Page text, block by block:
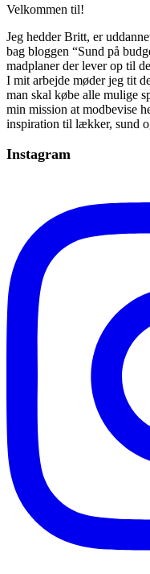
Velkommen til!
Jeg hedder Britt, er
bag bloggen “Sund på
madplaner der lever op til
I mit arbejde møder jeg tit
man skal købe alle mulige
min mission at modbevise
inspiration til lækker, sund
Instagram